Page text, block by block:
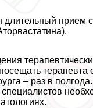
длительный прием
терапевта
– раз в